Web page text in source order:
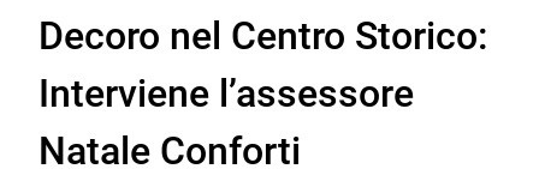
Decoro nel Centro Storico:
Interviene l’assessore
Natale Conforti